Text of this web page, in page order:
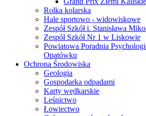
Rolka kolarska
Hale sportowo - widowiskowe
Zespół Szkół i. Stanisława
Zespół Szkół Nr 1 w Liskowie
Powiatowa Poradnia
Opatówku
Ochrona Środowiska
Geologia
Gospodarka odpadami
Karty wędkarskie
Leśnictwo
Łowiectwo